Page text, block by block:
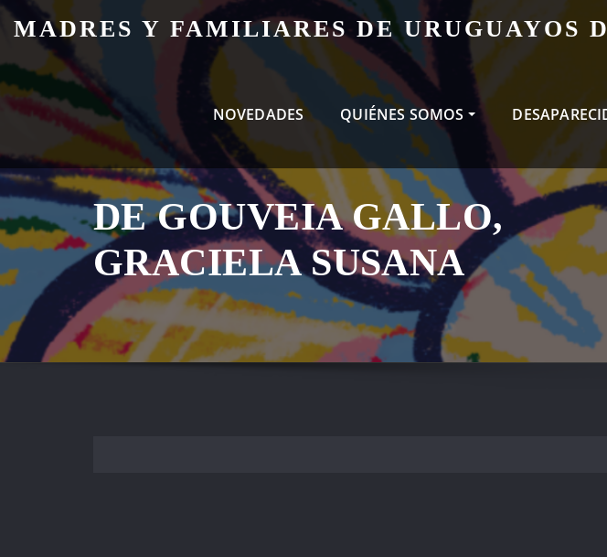
Skip
content
MADRES Y FAMILIARES DE URUGUAYOS
NOVEDADES QUIÉNES SOMOS
DE GOUVEIA GALLO,
GRACIELA SUSANA